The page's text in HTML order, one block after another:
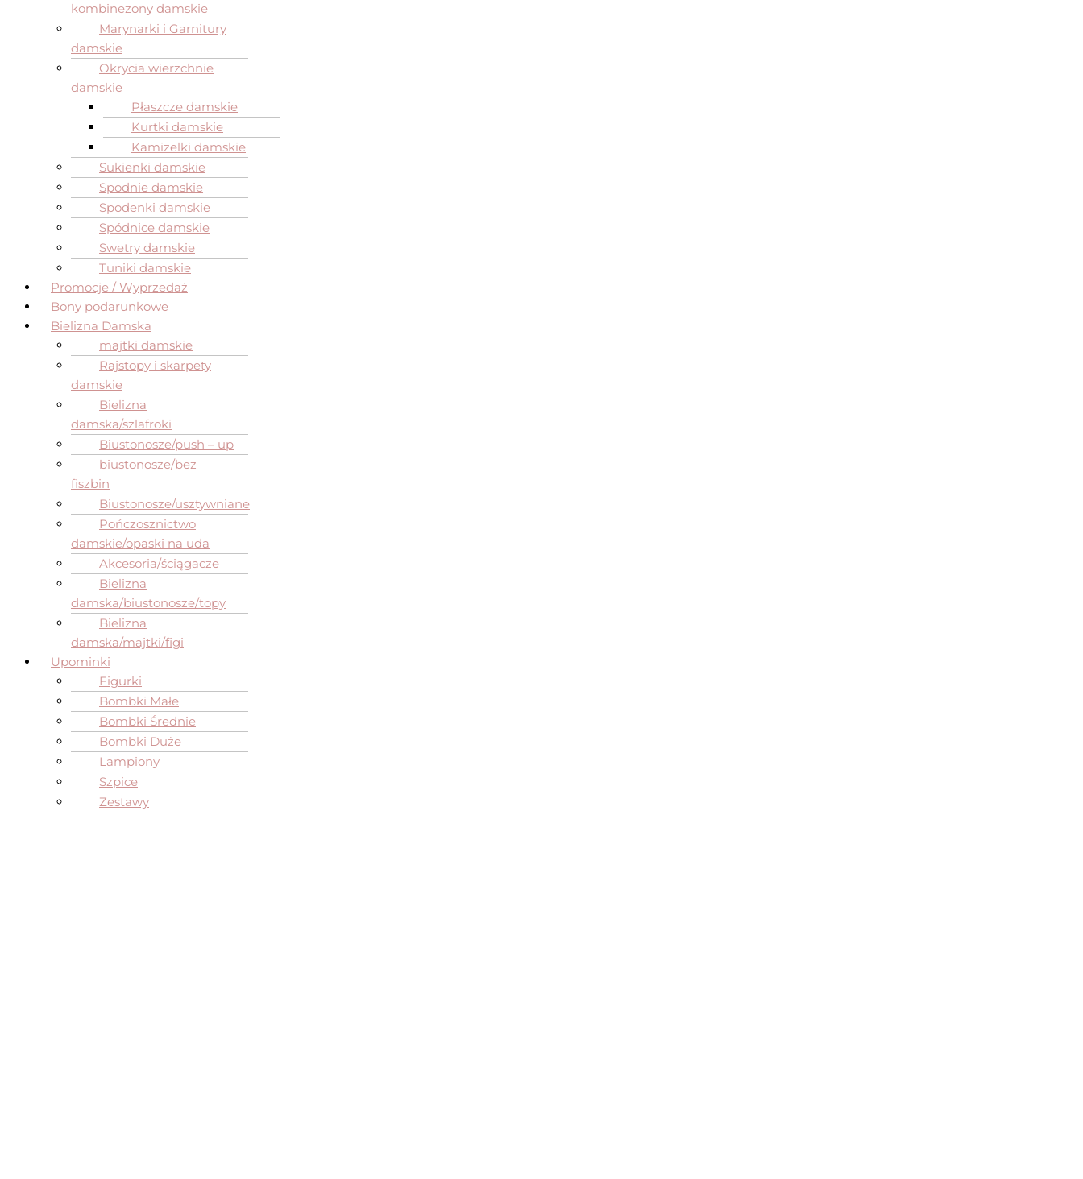
kombinezony damskie
Marynarki i Garnitury
damskie
Okrycia wierzchnie
damskie
Płaszcze damskie
Kurtki damskie
Kamizelki damskie
Sukienki damskie
Spodnie damskie
Spodenki damskie
Spódnice damskie
Swetry damskie
Tuniki damskie
Promocje / Wyprzedaż
Bony podarunkowe
Bielizna Damska
majtki damskie
Rajstopy i skarpety
damskie
Bielizna
damska/szlafroki
Biustonosze/push – up
biustonosze/bez
fiszbin
Biustonosze/usztywniane
Pończosznictwo
damskie/opaski na uda
Akcesoria/ściągacze
Bielizna
damska/biustonosze/topy
Bielizna
damska/majtki/figi
Upominki
Figurki
Bombki Małe
Bombki Średnie
Bombki Duże
Lampiony
Szpice
Zestawy